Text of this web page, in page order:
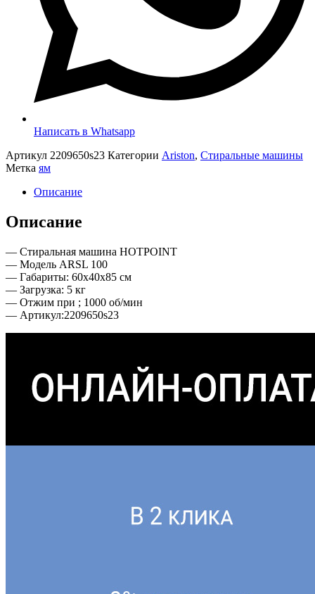
Написать в Whatsapp
Артикул 2209650s23 Категории Ariston, Стиральные машины
Метка ям
Описание
Описание
— Стиральная машина HOTPOINT
— Модель ARSL 100
— Габариты: 60х40х85 см
— Загрузка: 5 кг
— Отжим при ; 1000 об/мин
— Артикул:2209650s23